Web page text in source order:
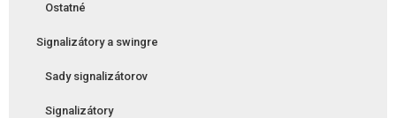
Ostatné
Signalizátory a swingre
Sady signalizátorov
Signalizátory